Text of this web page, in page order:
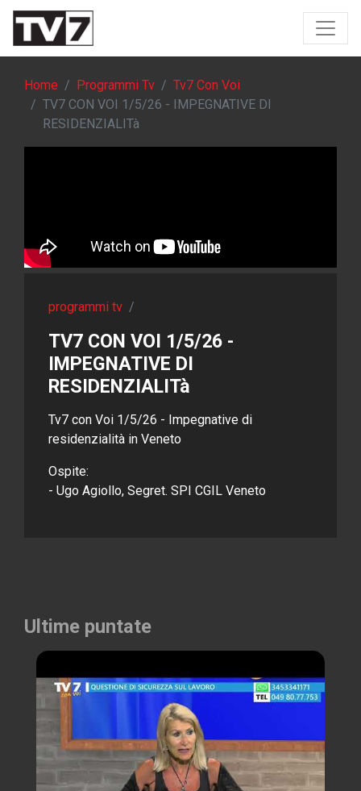
Home Programmi Tv
Tv7 Con Voi
TV7 CON VOI 1/5/26 - IMPEGNATIVE DI
RESIDENZIALITà
programmi tv /
TV7 CON VOI 1/5/26 -
IMPEGNATIVE DI
RESIDENZIALITà
Tv7 con Voi 1/5/26 - Impegnative di
residenzialità in Veneto
Ospite:
- Ugo Agiollo, Segret. SPI CGIL Veneto
Ultime puntate